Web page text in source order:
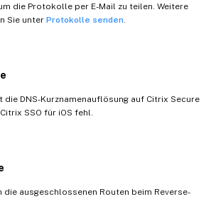
die Protokolle per E-Mail zu teilen. Weitere
Sie unter Protokolle senden
die DNS-Kurznamenauflösung auf Citrix Secure
SSO für iOS fehl.
die ausgeschlossenen Routen beim Reverse-